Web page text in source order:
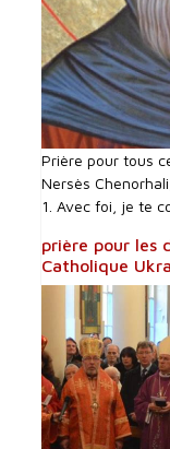
Prière pour tous
Nersès
1. Avec foi, je te
prière pour les
Catholique